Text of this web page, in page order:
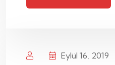
Eylül 16, 2019